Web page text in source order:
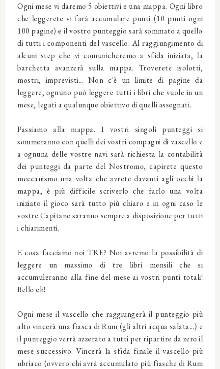
Ogni mese vi daremo 5 obiettivi e una mappa. Ogni libro
che leggerete vi farà accumulare punti (10 punti ogni
100 pagine) e il vostro punteggio sarà sommato a quello
di tutti i componenti del vascello. Al raggiungimento di
alcuni step che vi comunicheremo a sfida iniziata, la
barchetta avanzerà sulla mappa. Troverete isolotti,
mostri, imprevisti... Non c'è un limite di pagine da
leggere, ognuno può leggere tutti i libri che vuole in un
mese, legati a qualunque obiettivo di quelli assegnati.
Passiamo alla mappa. I vostri singoli punteggi si
sommeranno con quelli dei vostri compagni di vascello e
a ognuna delle vostre navi sarà richiesta la contabilità
dei punteggi da parte del Nostromo, capirete questo
meccanismo una volta che avrete davanti agli occhi la
mappa, è più difficile scriverlo che farlo una volta
iniziato il gioco sarà tutto più chiaro e in ogni caso le
vostre Capitane saranno sempre a disposizione per tutti
i chiarimenti.
E cosa facciamo noi TRE? Noi avremo la possibilità di
leggere un massimo di tre libri mensili che si
accumuleranno alla fine del mese ai vostri punti totali!
Bello eh!
Ogni mese il vascello che raggiungerà il punteggio più
alto vincerà una fiasca di Rum (gli altri acqua salata...) e
il punteggio verrà azzerato a tutti per ripartire da zero il
mese successivo. Vincerà la sfida finale il vascello più
ubriaco (ovvero chi avrà accumulato più fiasche di Rum